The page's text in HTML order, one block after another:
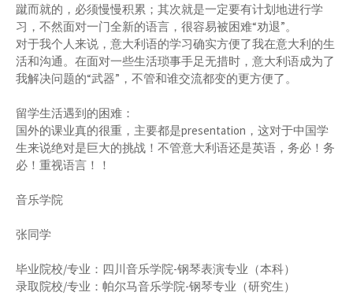
蹴而就的，必须慢慢积累；其次就是一定要有计划地进行学
习，不然面对一门全新的语言，很容易被困难“劝退”。
对于我个人来说，意大利语的学习确实方便了我在意大利的生
活和沟通。在面对一些生活琐事手足无措时，意大利语成为了
我解决问题的“武器”，不管和谁交流都变的更方便了。
留学生活遇到的困难：
国外的课业真的很重，主要都是presentation，这对于中国学
生来说绝对是巨大的挑战！不管意大利语还是英语，务必！务
必！重视语言！！
音乐学院
张同学
毕业院校/专业：四川音乐学院-钢琴表演专业（本科）
录取院校/专业：帕尔马音乐学院-钢琴专业（研究生）